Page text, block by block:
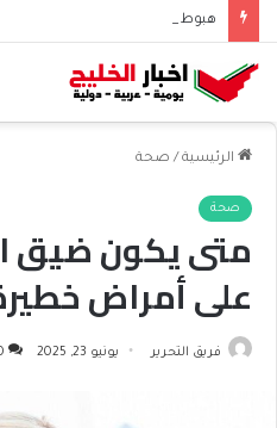
هبوط الأسهم والذهب وصعود
الرئيسية / صحة
صحة
متى يكون ضيق
على أمراض
فريق التحرير يونيو 23, 2025